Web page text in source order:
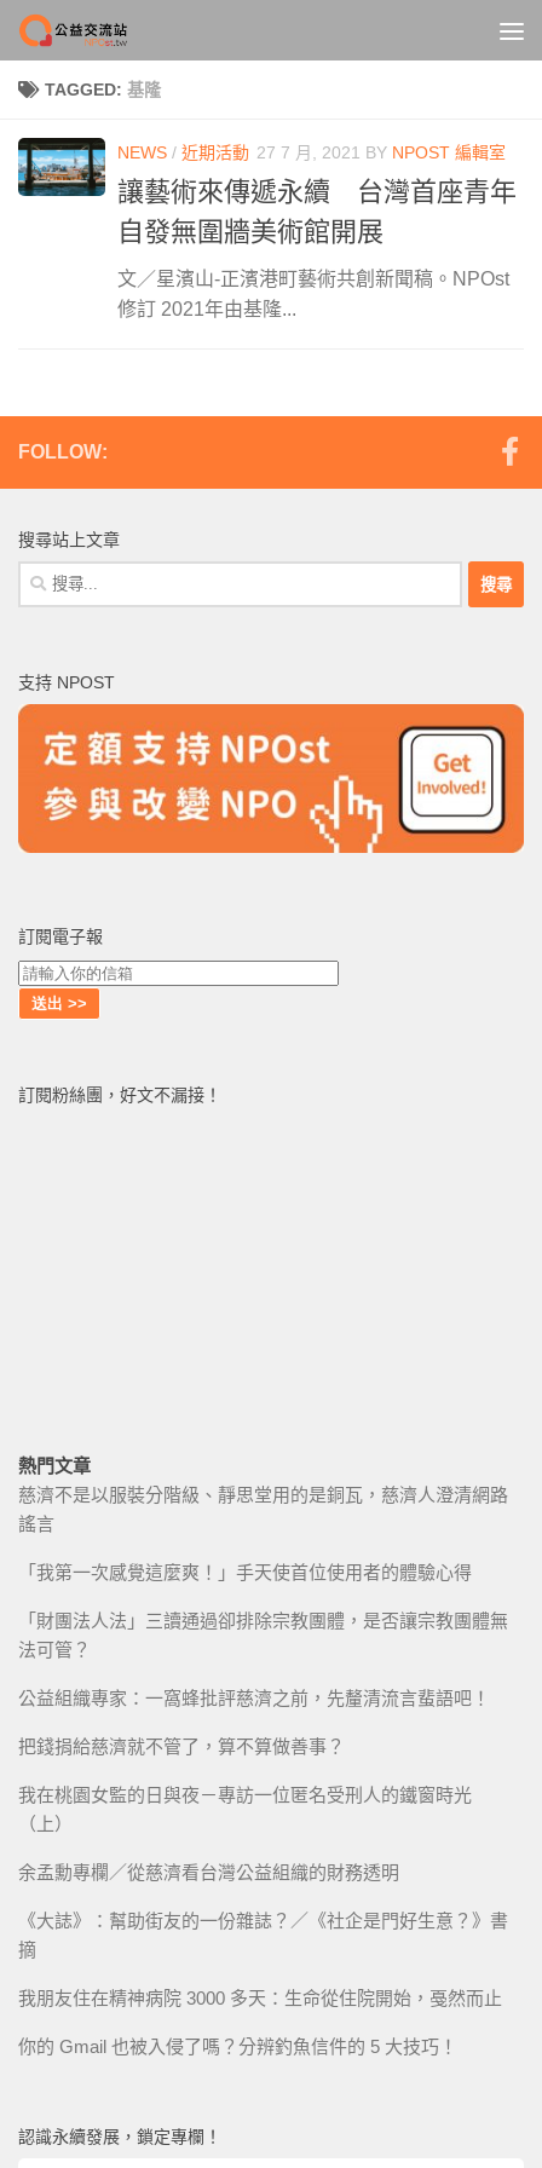
Skip to content
TAGGED: 基隆
NEWS / 近期活動 27 7 月, 2021 BY NPOST 編輯室
讓藝術來傳遞永續 台灣首座青年
自發無圍牆美術館開展
文／星濱山-正濱港町藝術共創新聞稿。NPOst
修訂 2021年由基隆...
FOLLOW:
搜尋站上文章
搜
尋
字:
支持 NPOST
訂閱電子報
訂閱粉絲團，好文不漏接！
熱門文章
慈濟不是以服裝分階級、靜思堂用的是銅瓦，慈濟人澄清網路
謠言
「我第一次感覺這麼爽！」手天使首位使用者的體驗心得
「財團法人法」三讀通過卻排除宗教團體，是否讓宗教團體無
法可管？
公益組織專家：一窩蜂批評慈濟之前，先釐清流言蜚語吧！
把錢捐給慈濟就不管了，算不算做善事？
我在桃園女監的日與夜－專訪一位匿名受刑人的鐵窗時光
（上）
余孟勳專欄／從慈濟看台灣公益組織的財務透明
《大誌》：幫助街友的一份雜誌？／《社企是門好生意？》書
摘
我朋友住在精神病院 3000 多天：生命從住院開始，戞然而止
你的 Gmail 也被入侵了嗎？分辨釣魚信件的 5 大技巧！
認識永續發展，鎖定專欄！